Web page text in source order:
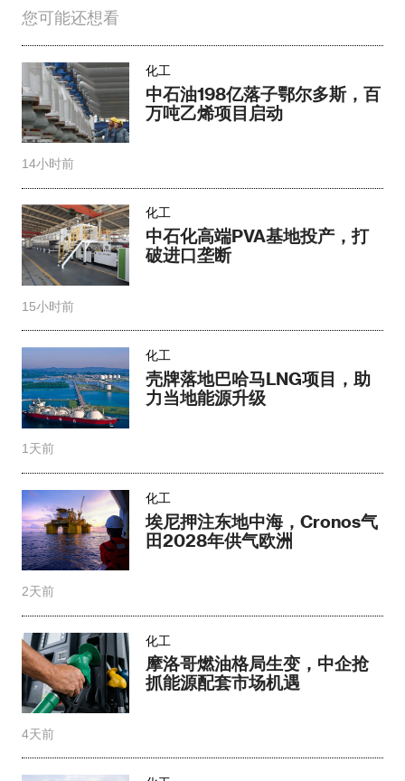
您可能还想看
化工
中石油198亿落子鄂尔多斯，百
万吨乙烯项目启动
14小时前
化工
中石化高端PVA基地投产，打
破进口垄断
15小时前
化工
壳牌落地巴哈马LNG项目，助
力当地能源升级​
1天前
化工
埃尼押注东地中海，Cronos气
田2028年供气欧洲
2天前
化工
摩洛哥燃油格局生变，中企抢
抓能源配套市场机遇
4天前